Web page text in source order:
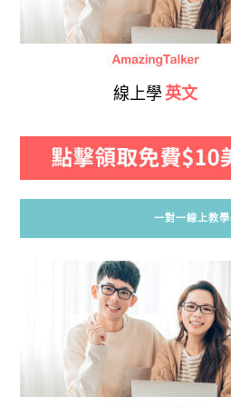
線上學 英文
一對一線上教